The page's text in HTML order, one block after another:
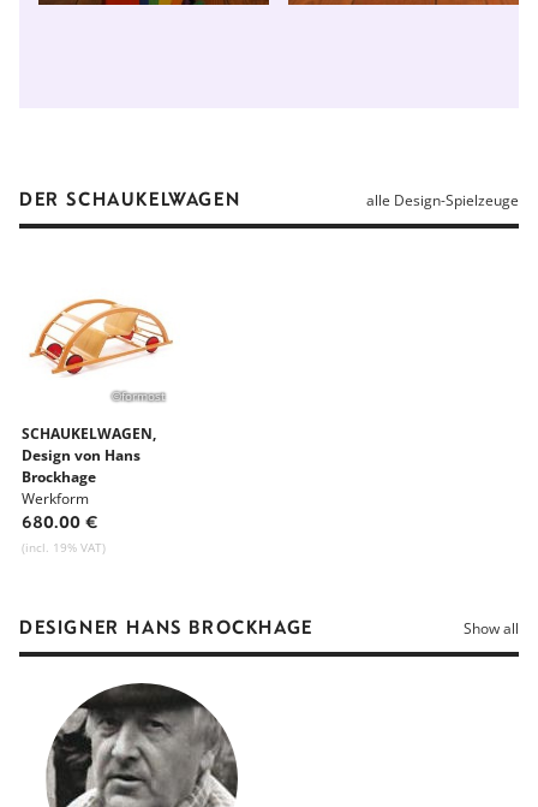
DER SCHAUKELWAGEN alle Design-Spielzeuge
©formost
SCHAUKELWAGEN,
Design von Hans
Brockhage
Werkform
680.00 €
(incl. 19% VAT)
DESIGNER HANS BROCKHAGE Show all